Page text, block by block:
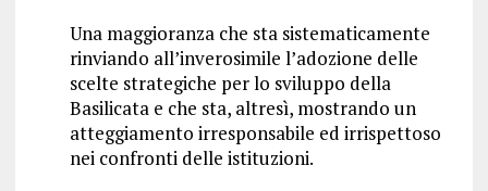
Una maggioranza che sta sistematicamente
rinviando all’inverosimile l’adozione delle
scelte strategiche per lo sviluppo della
Basilicata e che sta, altresì, mostrando un
atteggiamento irresponsabile ed irrispettoso
nei confronti delle istituzioni.